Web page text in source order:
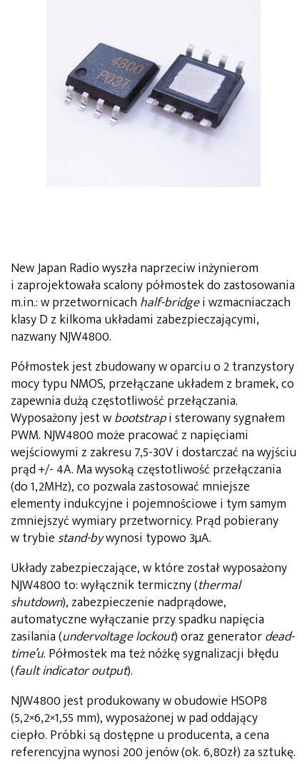
New Japan Radio wyszła naprzeciw inżynierom
i zaprojektowała scalony półmostek do zastosowania
m.in.: w przetwornicach half-bridgei wzmacniaczach
klasy D z kilkoma układami zabezpieczającymi,
nazwany NJW4800.
Półmostek jest zbudowany w oparciu o 2 tranzystory
mocy typu NMOS, przełączane układem z bramek, co
zapewnia dużą częstotliwość przełączania.
Wyposażony jest wbootstrapi sterowany sygnałem
PWM. NJW4800 może pracować z napięciami
wejściowymi z zakresu 7,5-30V i dostarczać na wyjściu
prąd +/- 4A. Ma wysoką częstotliwość przełączania
(do 1,2MHz), co pozwala zastosować mniejsze
elementy indukcyjne i pojemnościowe i tym samym
zmniejszyć wymiary przetwornicy. Prąd pobierany
w trybie stand-bywynosi typowo 3µA.
Układy zabezpieczające, w które został wyposażony
NJW4800 to: wyłącznik termiczny (thermal
shutdown), zabezpieczenie nadprądowe,
automatyczne wyłączanie przy spadku napięcia
zasilania (undervoltage lockout) oraz generatordead-
time’u. Półmostek ma też nóżkę sygnalizacji błędu
(fault indicator output).
NJW4800 jest produkowany w obudowie HSOP8
(5,2×6,2×1,55 mm), wyposażonej w pad oddający
ciepło. Próbki są dostępne u producenta, a cena
referencyjna wynosi 200 jenów (ok. 6,80zł) za sztukę.